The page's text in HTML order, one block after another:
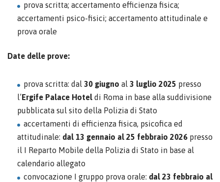
prova scritta; accertamento efficienza fisica;
accertamenti psico-fisici; accertamento attitudinale e
prova orale
Date delle prove:
prova scritta: dal 30 giugno al 3 luglio 2025 presso
l’Ergife Palace Hotel di Roma in base alla suddivisione
pubblicata sul sito della Polizia di Stato
accertamenti di efficienza fisica, psicofica ed
attitudinale: dal 13 gennaio al 25 febbraio 2026 presso
il I Reparto Mobile della Polizia di Stato in base al
calendario allegato
convocazione I gruppo prova orale: dal 23 febbraio al